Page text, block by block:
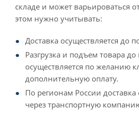
складе и может варьироваться
этом нужно учитывать:
Доставка осуществляется до
Разгрузка и подъем товара
осуществляется по желанию
дополнительную оплату.
По регионам России доставка
через транспортную